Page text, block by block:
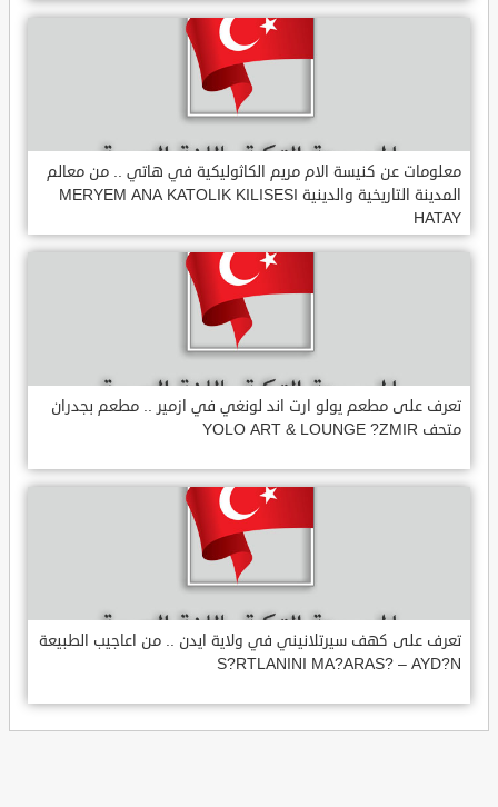
معلومات عن كنيسة الام مريم الكاثوليكية في هاتي .. من معالم
المدينة التاريخية والدينية MERYEM ANA KATOLIK KILISESI
HATAY
تعرف على مطعم يولو ارت اند لونغي في ازمير .. مطعم بجدران
متحف YOLO ART & LOUNGE ?ZMIR
تعرف على كهف سيرتلانيني في ولاية ايدن .. من اعاجيب الطبيعة
S?RTLANINI MA?ARAS? – AYD?N